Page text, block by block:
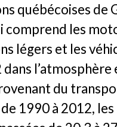
québécoises de
comprend les
légers et les
l’atmosphère
du
1990 à 2012,